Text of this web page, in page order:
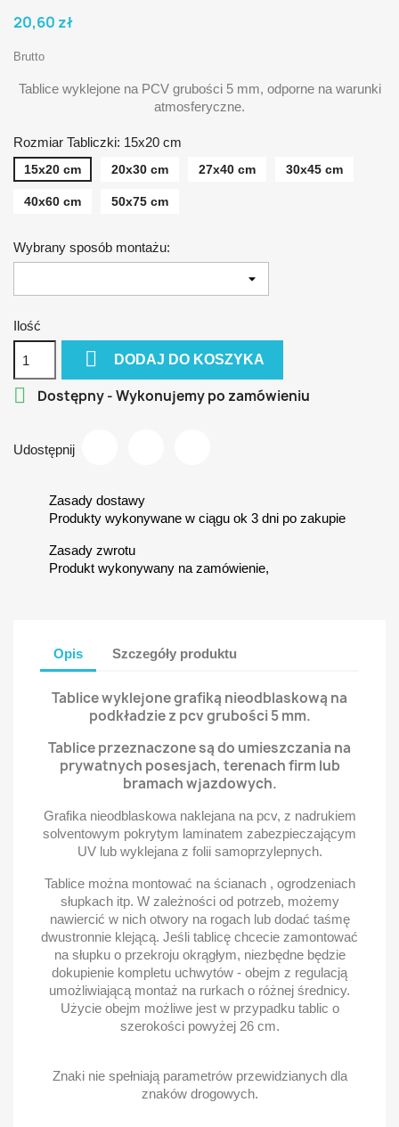
20,60 zł
Brutto
Tablice wyklejone na PCV grubości 5 mm, odporne na warunki
atmosferyczne.
Rozmiar Tabliczki: 15x20 cm
15x20 cm 20x30 cm 27x40 cm 30x45 cm
40x60 cm 50x75 cm
Wybrany sposób montażu:
Ilość
 DODAJ DO KOSZYKA
 Dostępny - Wykonujemy po zamówieniu
Udostępnij
Zasady dostawy
Produkty wykonywane w ciągu ok 3 dni po zakupie
Zasady zwrotu
Produkt wykonywany na zamówienie,
Opis Szczegóły produktu
Tablice wyklejone grafiką nieodblaskową na
podkładzie z pcv grubości 5 mm.
Tablice przeznaczone są do umieszczania na
prywatnych posesjach, terenach firm lub
bramach wjazdowych.
Grafika nieodblaskowa naklejana na pcv, z nadrukiem
solventowym pokrytym laminatem zabezpieczającym
UV lub wyklejana z folii samoprzylepnych.
Tablice można montować na ścianach , ogrodzeniach
słupkach itp. W zależności od potrzeb, możemy
nawiercić w nich otwory na rogach lub dodać taśmę
dwustronnie klejącą. Jeśli tablicę chcecie zamontować
na słupku o przekroju okrągłym, niezbędne będzie
dokupienie kompletu uchwytów - obejm z regulacją
umożliwiającą montaż na rurkach o różnej średnicy.
Użycie obejm możliwe jest w przypadku tablic o
szerokości powyżej 26 cm.
Znaki nie spełniają parametrów przewidzianych dla
znaków drogowych.